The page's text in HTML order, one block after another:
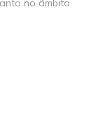
no âmbito